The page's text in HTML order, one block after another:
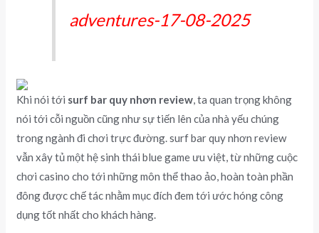
adventures-17-08-2025
Khi nói tới surf bar quy nhơn review, ta quan trọng không
nói tới cỗi nguồn cũng như sự tiến lên của nhà yếu chúng
trong ngành đi chơi trực đường. surf bar quy nhơn review
vẫn xây tủ một hệ sinh thái blue game ưu việt, từ những cuộc
chơi casino cho tới những môn thể thao ảo, hoàn toàn phần
đông được chế tác nhằm mục đích đem tới ước hóng công
dụng tốt nhất cho khách hàng.